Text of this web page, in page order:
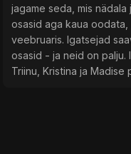
jagame seda, mis
osasid aga kaua
veebruaris. Igatsejad
osasid - ja neid on palju.
Triinu, Kristina ja Madise